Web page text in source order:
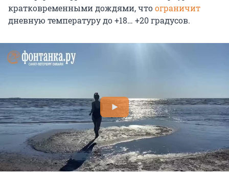
кратковременными дождями, чтоограничит
дневную температуру до +18… +20 градусов.